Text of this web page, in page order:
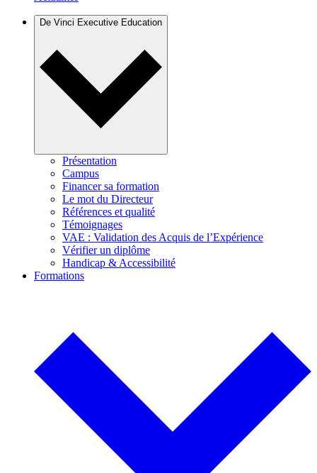
De Vinci Executive Education
Présentation
Campus
Financer sa formation
Le mot du Directeur
Références et qualité
Témoignages
VAE : Validation des Acquis de l’Expérience
Vérifier un diplôme
Handicap & Accessibilité
Formations